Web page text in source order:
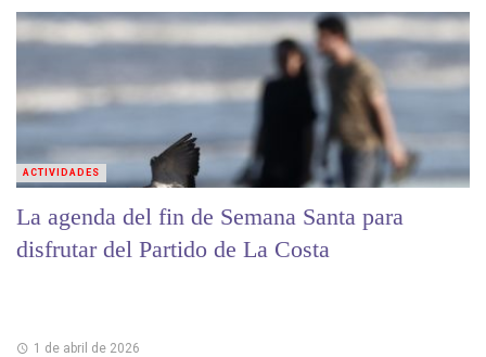
La agenda del fin de Semana Santa para
disfrutar del Partido de La Costa
1 de abril de 2026
ACTIVIDADES